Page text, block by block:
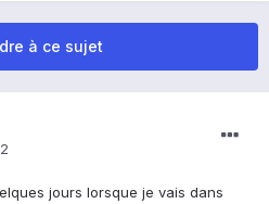
à ce sujet
jours lorsque je vais dans